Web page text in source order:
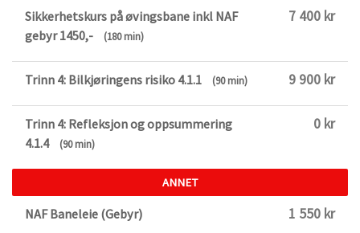
Sikkerhetskurs på øvingsbane inkl NAF
gebyr 1450,-
(180 min)
7 400 kr
Trinn 4: Bilkjøringens risiko 4.1.1 (90 min) 9 900 kr
Trinn 4: Refleksjon og oppsummering
4.1.4
(90 min)
0 kr
ANNET
NAF Baneleie (Gebyr) 1 550 kr